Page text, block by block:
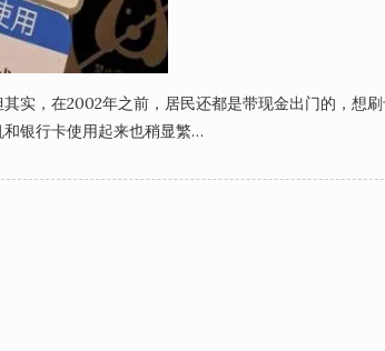
实，在2002年之前，居民还都是带现金出门的，想
银行卡使用起来也稍显繁…